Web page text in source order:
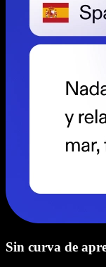
Sin curva de